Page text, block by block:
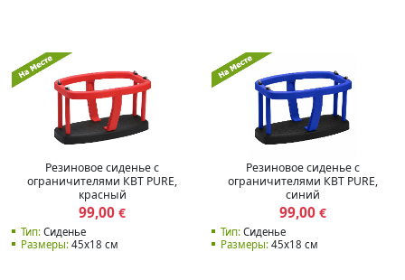
Резиновое сиденье с
ограничителями КВТ PURE,
красный
99,00 €
Тип:Сиденье
Размеры:45x18 см
Резиновое сиденье с
ограничителями КВТ PURE,
синий
99,00€
Тип: Сиденье
Размеры: 45x18 см